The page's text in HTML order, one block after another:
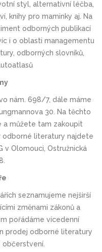
styl, alternativní léčba,
knihy pro maminky aj. Na
odborných publikací
i o oblasti managementu
odborných slovníků,
nám. 698/7, dále máme
30. Na těchto
a můžete tam zakoupit
odborné literatury najdete
v Olomouci, Ostružnická
seznamujeme nejširší
změnami zákonů a
pořádáme vícedenní
prodej odborné literatury